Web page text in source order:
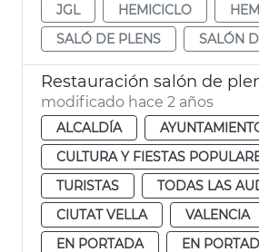
JGL
HEMICICLO
SALÓ DE PLENS
SALÓN
modificado hace 2 años
ALCALDÍA
CULTURA Y FIESTAS
TURISTAS
TODAS LAS
CIUTAT VELLA
VALENCIA
EN PORTADA
EN